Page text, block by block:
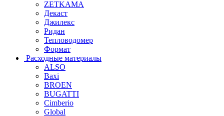
ZETKAMA
Декаст
Джилекс
Ридан
Тепловодомер
Формат
Расходные материалы
ALSO
Baxi
BROEN
BUGATTI
Cimberio
Global